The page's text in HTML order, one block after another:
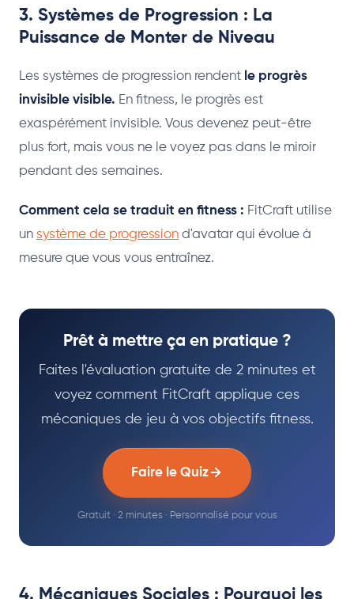
3. Systèmes de Progression : La
Puissance de Monter de Niveau
Les systèmes de progression rendent le progrès
invisible visible. En fitness, le progrès est
exaspérément invisible. Vous devenez peut-être
plus fort, mais vous ne le voyez pas dans le miroir
pendant des semaines.
Comment cela se traduit en fitness : FitCraft utilise
un système de progression d'avatar qui évolue à
mesure que vous vous entraînez.
Prêt à mettre ça en pratique ?
Faites l'évaluation gratuite de 2 minutes et
voyez comment FitCraft applique ces
mécaniques de jeu à vos objectifs fitness.
Faire le Quiz
Gratuit · 2 minutes · Personnalisé pour vous
4. Mécaniques Sociales : Pourquoi les